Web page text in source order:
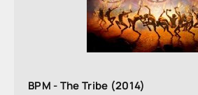
BPM - The Tribe (2014)